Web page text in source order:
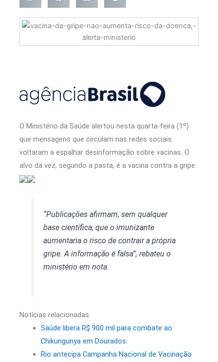
O Ministério da Saúde alertou nesta quarta-feira (1º)
que mensagens que circulam nas redes sociais
voltaram a espalhar desinformação sobre vacinas. O
alvo da vez, segundo a pasta, é a vacina contra a gripe.
“Publicações afirmam, sem qualquer
base científica, que o imunizante
aumentaria o risco de contrair a própria
gripe. A informação é falsa”, rebateu o
ministério em nota.
Notícias relacionadas:
Saúde libera R$ 900 mil para combate ao
Chikungunya em Dourados.
Rio antecipa Campanha Nacional de Vacinação